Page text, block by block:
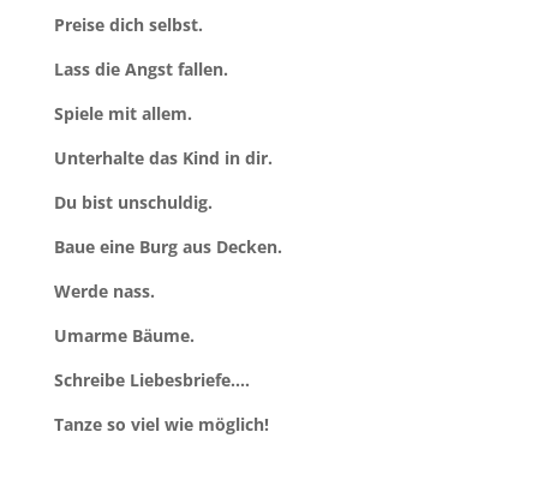
Preise dich selbst.
Lass die Angst fallen.
Spiele mit allem.
Unterhalte das Kind in dir.
Du bist unschuldig.
Baue eine Burg aus Decken.
Werde nass.
Umarme Bäume.
Schreibe Liebesbriefe.…
Tanze so viel wie möglich!